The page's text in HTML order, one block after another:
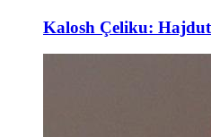
Kalosh Çeliku: